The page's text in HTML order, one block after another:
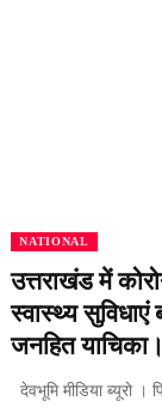
NATIONAL
उत्तराखंड में
स्वास्थ्य सुविधाएं
जनहित याचिका।
देवभूमि मीडिया ब्यूरो ।